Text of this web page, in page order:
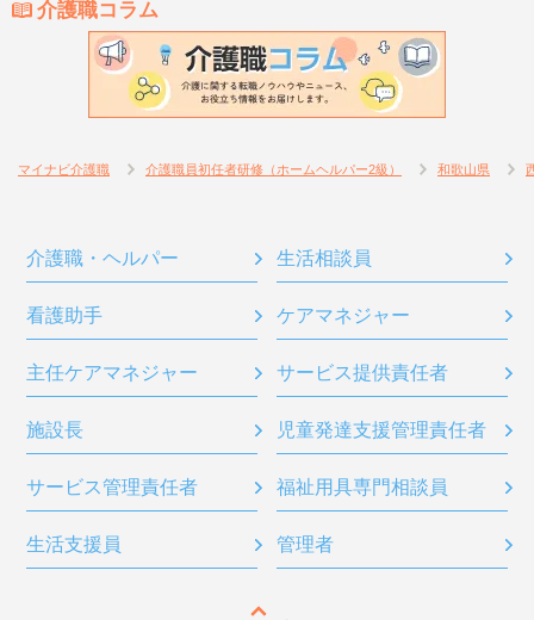
介護職コラム
マイナビ介護職 介護職員初任者研修（ホームヘルパー2級） 和歌山県
介護職・ヘルパー 生活相談員
看護助手 ケアマネジャー
主任ケアマネジャー サービス提供責任者
施設長 児童発達支援管理責任者
サービス管理責任者 福祉用具専門相談員
生活支援員 管理者